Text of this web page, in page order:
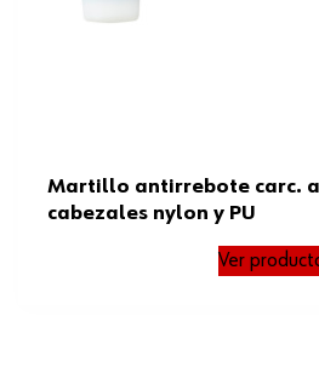
Martillo antirrebote carc.
cabezales nylon y PU
Ver